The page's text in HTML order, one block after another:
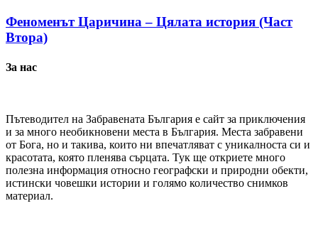
Феноменът Царичина – Цялата история (Част
Втора)
За нас
Пътеводител на Забравената България е сайт за приключения
и за много необикновени места в България. Места забравени
от Бога, но и такива, които ни впечатляват с уникалноста си и
красотата, която пленява сърцата. Тук ще откриете много
полезна информация относно географски и природни обекти,
истински човешки истории и голямо количество снимков
материал.